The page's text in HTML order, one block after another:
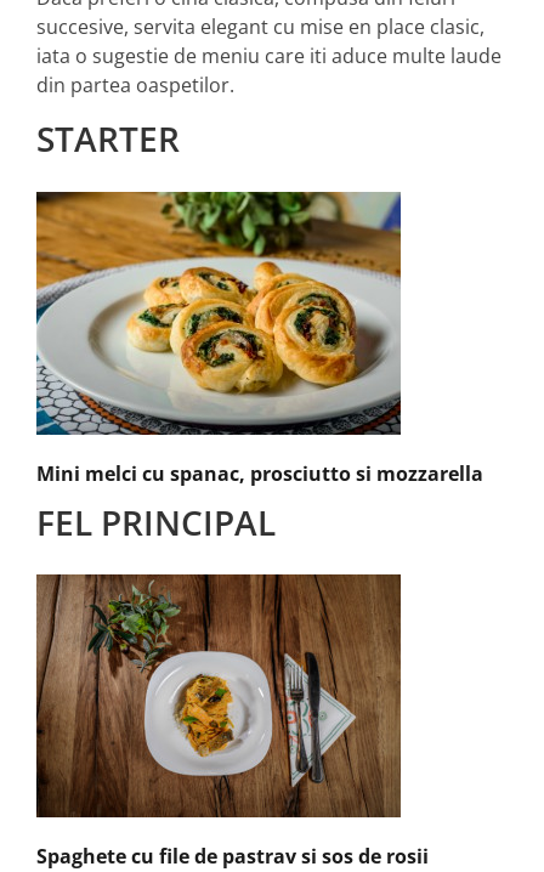
succesive, servita elegant cu mise en place clasic,
iata o sugestie de meniu care iti aduce multe laude
din partea oaspetilor.
STARTER
Mini melci cu spanac, prosciutto si mozzarella
FEL PRINCIPAL
Spaghete cu file de pastrav si sos de rosii